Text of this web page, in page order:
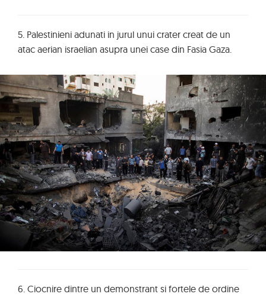
5. Palestinieni adunati in jurul unui crater creat de un
atac aerian israelian asupra unei case din Fasia Gaza.
6. Ciocnire dintre un demonstrant si fortele de ordine